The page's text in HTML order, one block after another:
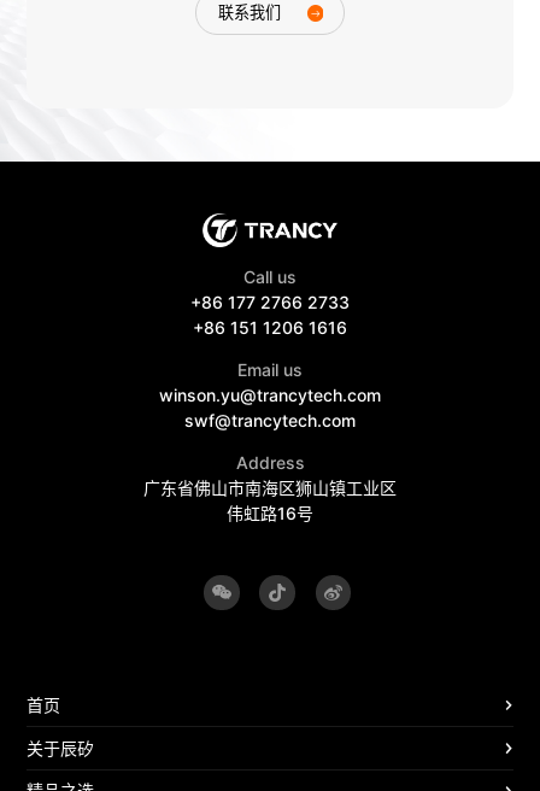
联系我们
Call us
+86 177 2766 2733
+86 151 1206 1616
Email us
winson.yu@trancytech.com
swf@trancytech.com
Address
广东省佛山市南海区狮山镇工业区
伟虹路16号
首页
关于辰矽